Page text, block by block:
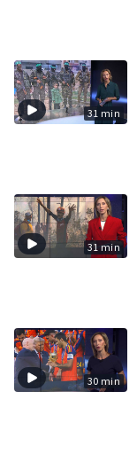
31 min
31 min
30 min